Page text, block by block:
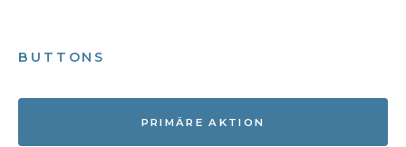
BUTTONS
PRIMÄRE AKTION